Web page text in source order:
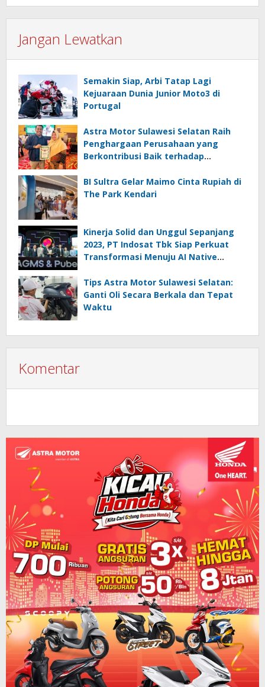
Jangan Lewatkan
Semakin Siap, Arbi Tatap Lagi
Kejuaraan Dunia Junior Moto3 di
Portugal
Astra Motor Sulawesi Selatan Raih
Penghargaan Perusahaan yang
Berkontribusi Baik terhadap
BI Sultra Gelar Maimo Cinta Rupiah di
The Park Kendari
Kinerja Solid dan Unggul Sepanjang
2023, PT Indosat Tbk Siap Perkuat
Transformasi Menuju AI Native
Tips Astra Motor Sulawesi Selatan:
Ganti Oli Secara Berkala dan Tepat
Waktu
Komentar